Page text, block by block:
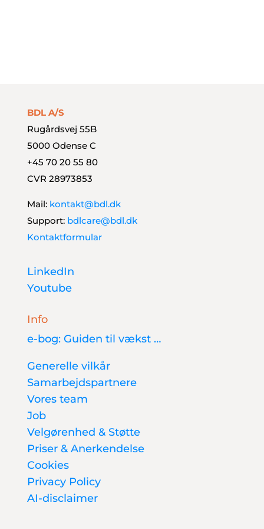
BDL A/S
Rugårdsvej 55B
5000 Odense C
+45 70 20 55 80
CVR 28973853
Mail: kontakt@bdl.dk
Support: bdlcare@bdl.dk
Kontaktformular
LinkedIn
Youtube
Info
e-bog: Guiden til vækst …
Generelle vilkår
Samarbejdspartnere
Vores team
Job
Velgørenhed & Støtte
Priser & Anerkendelse
Cookies
Privacy Policy
AI-disclaimer